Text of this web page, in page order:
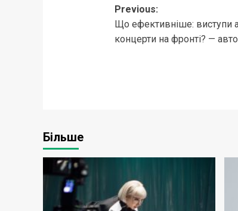
Post
navigation
Previous:
Що ефективніше: виступи
концерти на фронті? —
Більше